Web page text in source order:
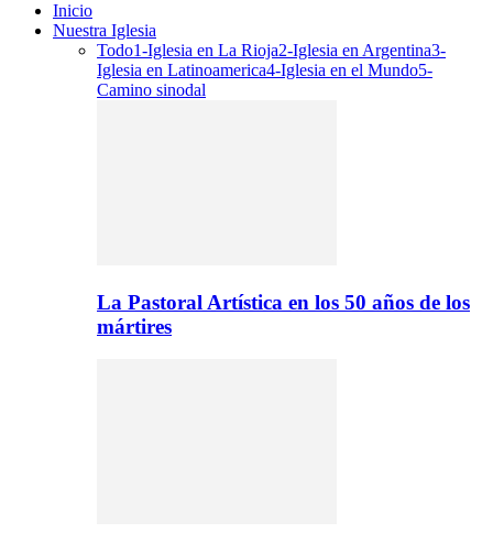
Inicio
Nuestra Iglesia
Todo1-Iglesia en La Rioja2-Iglesia en Argentina3-
Iglesia en Latinoamerica4-Iglesia en el Mundo5-
Camino sinodal
La Pastoral Artística en los 50 años de los
mártires